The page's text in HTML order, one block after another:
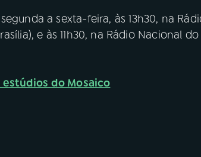
a sexta-feira, às 13h30, na
e às 11h30, na Rádio Nacional
estúdios do Mosaico